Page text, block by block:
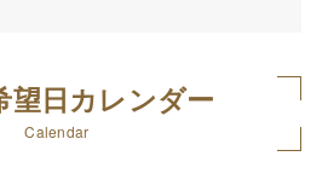
望日カレンダー
Calendar